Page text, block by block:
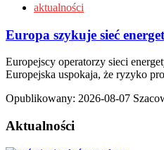
aktualności
Europa szykuje sieć
Europejscy operatorzy sieci
Europejska uspokaja, że ryzyko
Opublikowany: 2026-08-07
Aktualności